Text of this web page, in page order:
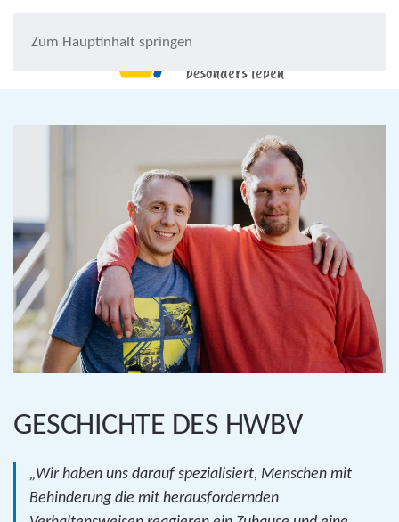
Zum Hauptinhalt springen
GESCHICHTE DES HWBV
„Wir haben uns darauf spezialisiert, Menschen mit
Behinderung die mit herausfordernden